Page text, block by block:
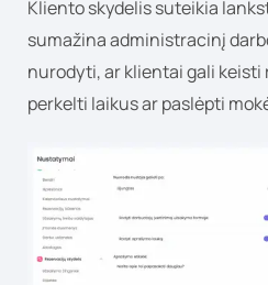
Kliento skydelis suteikia
sumažina administracinį
nurodyti, ar klientai gali keisti
perkelti laikus ar paslėpti